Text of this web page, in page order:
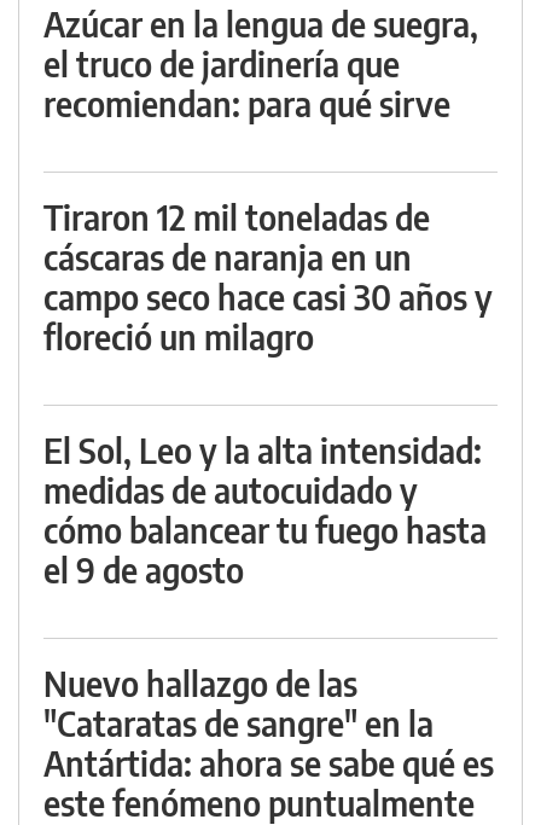
Azúcar en la lengua de suegra,
el truco de jardinería que
recomiendan: para qué sirve
Tiraron 12 mil toneladas de
cáscaras de naranja en un
campo seco hace casi 30 años y
floreció un milagro
El Sol, Leo y la alta intensidad:
medidas de autocuidado y
cómo balancear tu fuego hasta
el 9 de agosto
Nuevo hallazgo de las
"Cataratas de sangre" en la
Antártida: ahora se sabe qué es
este fenómeno puntualmente